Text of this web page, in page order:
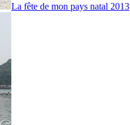
La fête de mon pays natal 2013